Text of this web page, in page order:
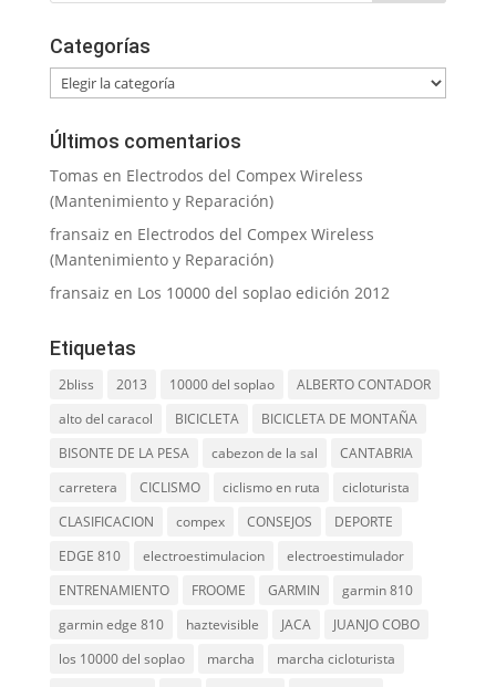
Categorías
Categorías
Últimos comentarios
Tomas en Electrodos del Compex Wireless
(Mantenimiento y Reparación)
fransaiz en Electrodos del Compex Wireless
(Mantenimiento y Reparación)
fransaiz en Los 10000 del soplao edición 2012
Etiquetas
2bliss 2013 10000 del soplao
ALBERTO CONTADOR
alto del caracol
BICICLETA
BICICLETA DE MONTAÑA
BISONTE DE LA PESA
cabezon de la sal
CANTABRIA
carretera
CICLISMO ciclismo en ruta
cicloturista
CLASIFICACION
compex CONSEJOS
DEPORTE
EDGE 810
electroestimulacion
electroestimulador
ENTRENAMIENTO
FROOME GARMIN
garmin 810
garmin edge 810
haztevisible JACA
JUANJO COBO
los 10000 del soplao
marcha
marcha cicloturista